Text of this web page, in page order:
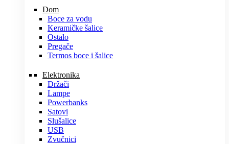
Dom
Boce za vodu
Keramičke šalice
Ostalo
Pregače
Termos boce i šalice
Elektronika
Držači
Lampe
Powerbanks
Satovi
Slušalice
USB
Zvučnici